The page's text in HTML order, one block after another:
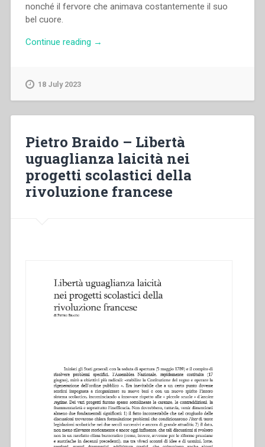
nonché il fervore che animava costantemente il suo
bel cuore.
Continue reading “Giovanni
→
18 July 2023
Pietro Braido – Libertà
uguaglianza laicità nei
progetti scolastici della
rivoluzione francese